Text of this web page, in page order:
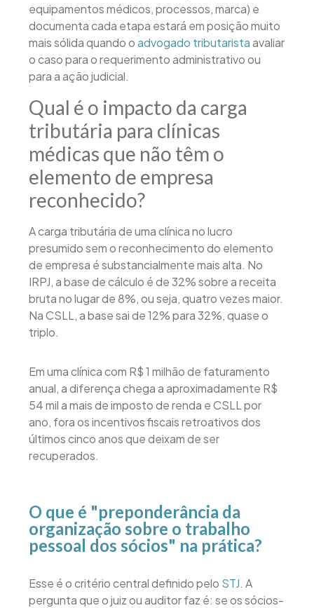
equipamentos médicos, processos, marca) e
documenta cada etapa estará em posição muito
mais sólida quando oadvogado tributaristaavaliar
o caso para o requerimento administrativo ou
para a ação judicial.
Qual é o impacto da carga
tributária para clínicas
médicas que não têm o
elemento de empresa
reconhecido?
A carga tributária de uma clínica no lucro
presumido sem o reconhecimento do elemento
de empresa é substancialmente mais alta. No
IRPJ, a base de cálculo é de 32% sobre a receita
bruta no lugar de 8%, ou seja, quatro vezes maior.
Na CSLL, a base sai de 12% para 32%, quase o
triplo.
Em uma clínica com R$ 1 milhão de faturamento
anual, a diferença chega a aproximadamente R$
54 mil a mais de imposto de renda e CSLL por
ano, fora os incentivos fiscais retroativos dos
últimos cinco anos que deixam de ser
recuperados.
O que é "preponderância da
organização sobre o trabalho
pessoal dos sócios" na prática?
Esse é o critério central definido pelo STJ. A
pergunta que o juiz ou auditor faz é: se os sócios-